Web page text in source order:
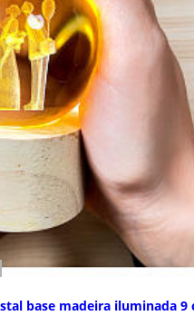
base madeira iluminada 9